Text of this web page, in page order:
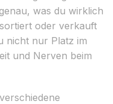
was du wirklich
oder verkauft
nicht nur Platz im
und Nerven beim